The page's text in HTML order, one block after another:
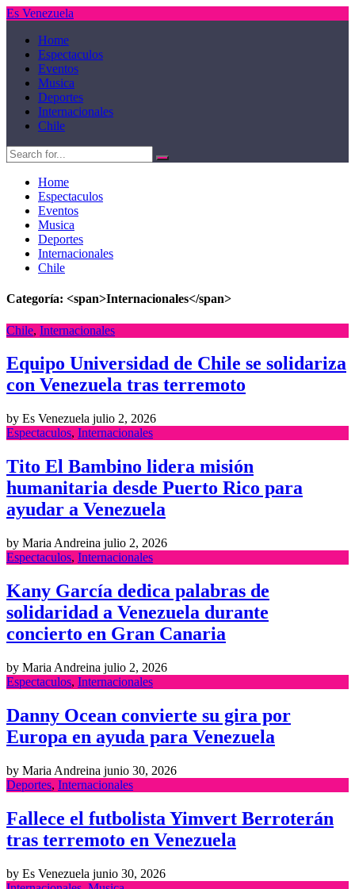
Es Venezuela
Home
Espectaculos
Eventos
Musica
Deportes
Internacionales
Chile
Home
Espectaculos
Eventos
Musica
Deportes
Internacionales
Chile
Categoría: <span>Internacionales</span>
Chile, Internacionales
Equipo Universidad de Chile se solidariza
con Venezuela tras terremoto
by Es Venezuela julio 2, 2026
Espectaculos, Internacionales
Tito El Bambino lidera misión
humanitaria desde Puerto Rico para
ayudar a Venezuela
by Maria Andreina julio 2, 2026
Espectaculos, Internacionales
Kany García dedica palabras de
solidaridad a Venezuela durante
concierto en Gran Canaria
by Maria Andreina julio 2, 2026
Espectaculos, Internacionales
Danny Ocean convierte su gira por
Europa en ayuda para Venezuela
by Maria Andreina junio 30, 2026
Deportes, Internacionales
Fallece el futbolista Yimvert Berroterán
tras terremoto en Venezuela
by Es Venezuela junio 30, 2026